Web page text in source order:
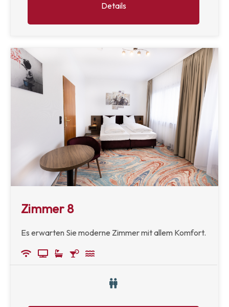
Details
Zimmer 8
Es erwarten Sie moderne Zimmer mit allem Komfort.